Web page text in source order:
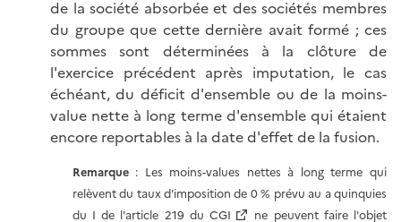
de la société absorbée et des sociétés membres
du groupe que cette dernière avait formé ; ces
sommes sont déterminées à la clôture de
l'exercice précédent après imputation, le cas
échéant, du déficit d'ensemble ou de la moins-
value nette à long terme d'ensemble qui étaient
encore reportables à la date d'effet de la fusion.
Remarque: Les moins-values nettes à long terme qui
relèvent du taux d'imposition de 0 % prévu au a quinquies
du I de l'article 219 du CGI
ne peuvent faire l'objet